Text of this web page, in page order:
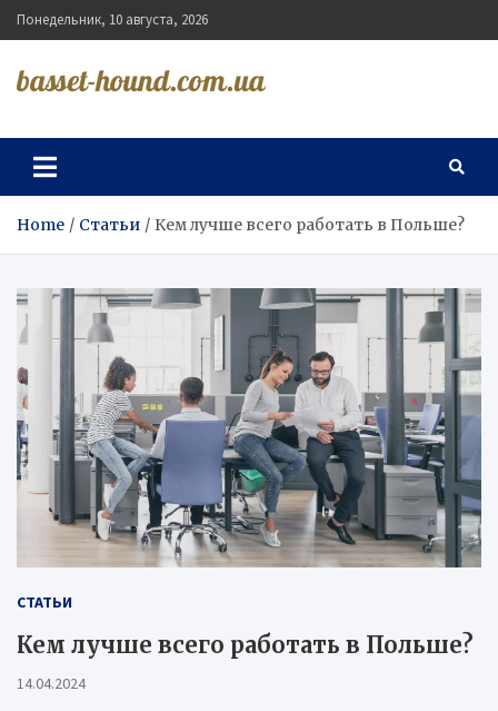
Skip
to
Понедельник, 10 августа, 2026
basset-hound.com.ua
Home Статьи Кем лучше всего работать в Польше?
СТАТЬИ
Кем лучше всего работать в Польше?
14.04.2024